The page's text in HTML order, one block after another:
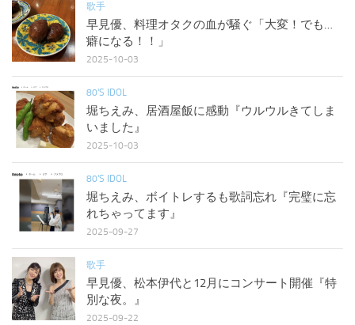
歌手
早見優、料理オタクの血が騒ぐ「大変！でも…
癖になる！！」
2025-10-03
80'S IDOL
堀ちえみ、居酒屋飯に感動『ウルウルきてしま
いました』
2025-10-03
80'S IDOL
堀ちえみ、ボイトレするも歌詞忘れ『完璧に忘
れちゃってます』
2025-09-27
歌手
早見優、松本伊代と12月にコンサート開催『特
別な夜。』
2025-09-22